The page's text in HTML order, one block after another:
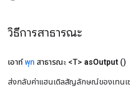
วิธีการสาธารณะ
เอาท์พุท สาธารณะ <T> asOutput ()
ส่งกลับค่าแฮนเดิลสัญลักษณ์ของเทนเ